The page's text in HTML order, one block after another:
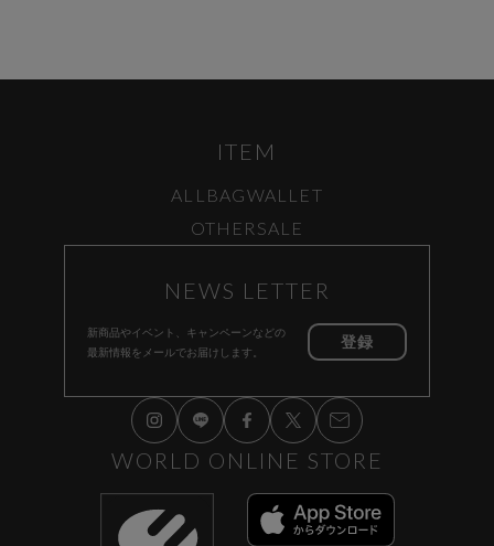
ITEM
ALL BAGWALLET
OTHER SALE
NEWS LETTER
新商品やイベント、キャンペーンなどの
最新情報をメールでお届けします。
登録
WORLD ONLINE STORE